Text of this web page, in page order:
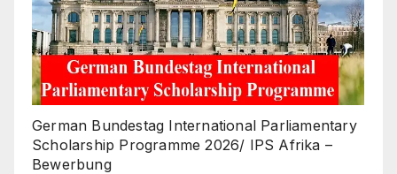
German Bundestag International Parliamentary
Scholarship Programme 2026/ IPS Afrika –
Bewerbung